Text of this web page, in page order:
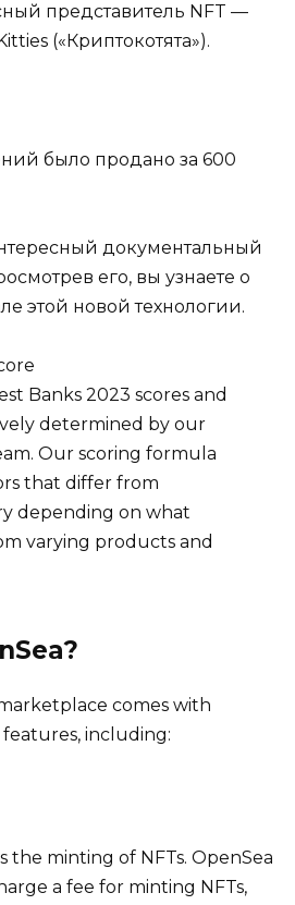
представитель NFT —
(«Криптокотята»).
было продано за 600
документальный
его, вы узнаете о
этой новой технологии.
Banks 2023 scores and
determined by our
Our scoring formula
that differ from
depending on what
varying products and
comes with
including:
the minting of NFTs. OpenSea
a fee for minting NFTs,